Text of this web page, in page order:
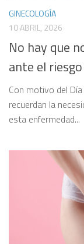
GINECOLOGÍA
10 ABRIL, 2026
No hay que
ante el
Con motivo del
recuerdan la
esta enfermedad...